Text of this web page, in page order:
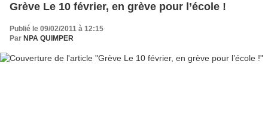
Grève Le 10 février, en grève pour l’école !
Publié le 09/02/2011 à 12:15
Par NPA QUIMPER